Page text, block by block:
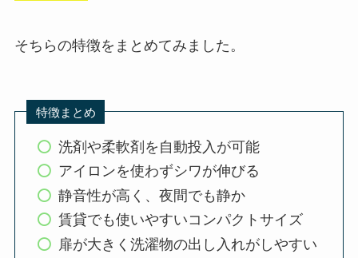
そちらの特徴をまとめてみました。
特徴まとめ
洗剤や柔軟剤を自動投入が可能
アイロンを使わずシワが伸びる
静音性が高く、夜間でも静か
賃貸でも使いやすいコンパクトサイズ
扉が大きく洗濯物の出し入れがしやすい